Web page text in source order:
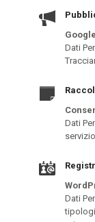
Dati
Dati
Dati